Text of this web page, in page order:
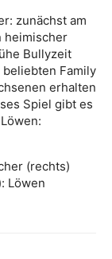
zunächst am
heimischer
Bullyzeit
Family
erhalten
Spiel gibt es
(rechts)
Löwen